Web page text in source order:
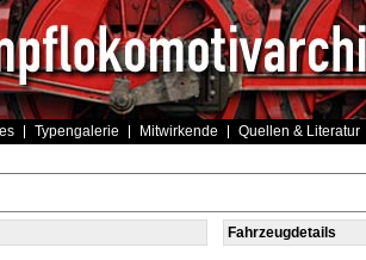
Typengalerie Mitwirkende Quellen & Literatur
Fahrzeugdetails